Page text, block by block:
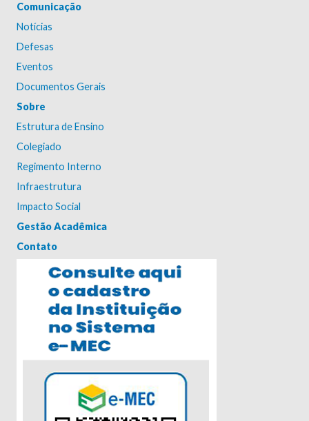
Comunicação
Notícias
Defesas
Eventos
Documentos Gerais
Sobre
Estrutura de Ensino
Colegiado
Regimento Interno
Infraestrutura
Impacto Social
Gestão Acadêmica
Contato